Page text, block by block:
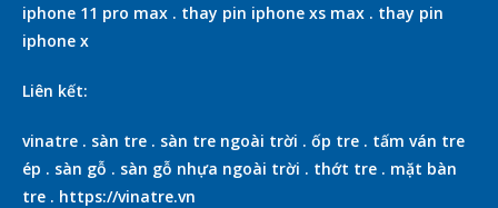
iphone 11 pro max . thay pin iphone xs max . thay pin
iphone x
Liên kết:
vinatre . sàn tre . sàn tre ngoài trời . ốp tre . tấm ván tre
ép . sàn gỗ . sàn gỗ nhựa ngoài trời . thớt tre . mặt bàn
tre . https://vinatre.vn